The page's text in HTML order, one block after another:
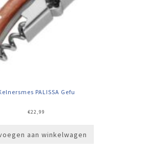
PALISSA Gefu
€22,99
aan winkelwagen